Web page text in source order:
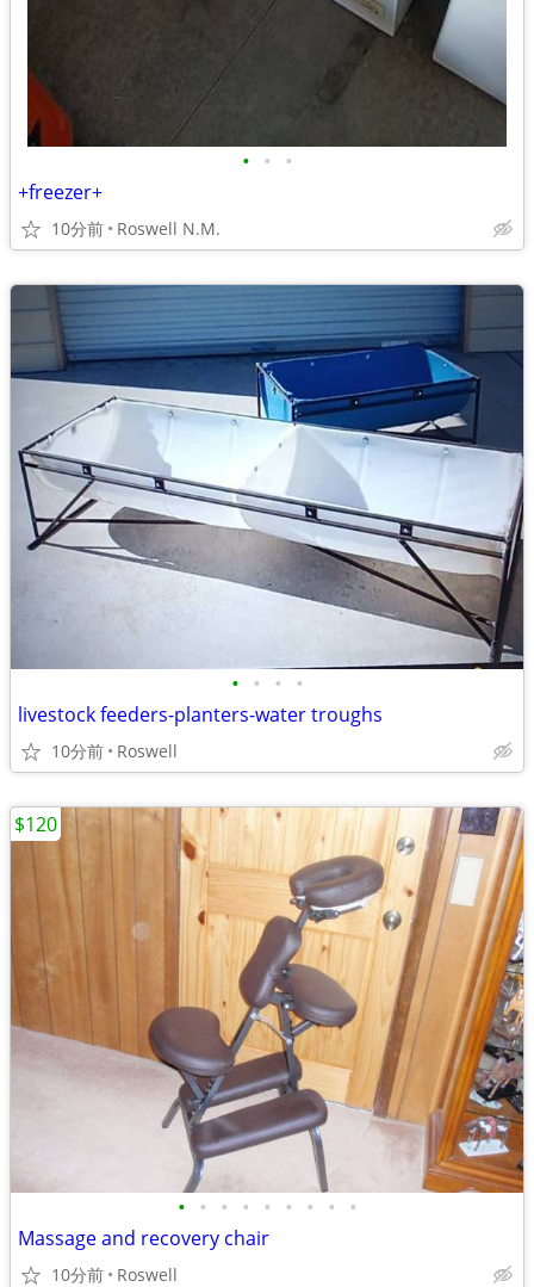
• • •
+freezer+
10分前 Roswell N.M.
• • • •
livestock feeders-planters-water troughs
10分前 Roswell
• • • • • • • • •
Massage and recovery chair
10分前 Roswell
$120